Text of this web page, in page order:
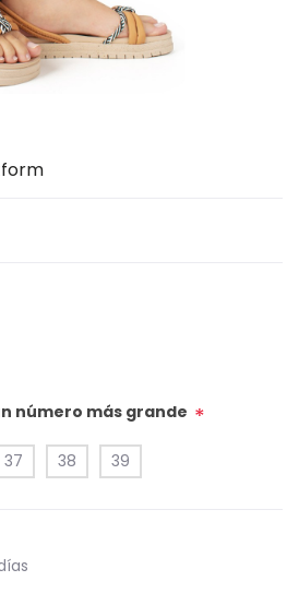
número más grande *
37 38 39